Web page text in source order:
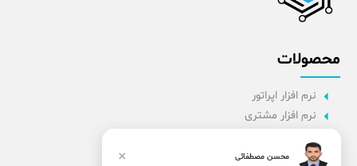
محصولات
نرم افزار اپراتور
نرم افزار مشتری
نرم افزار راننده
محسن مصطفائی ×